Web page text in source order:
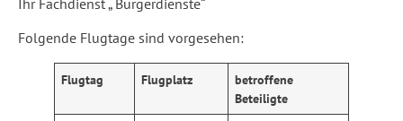
Folgende Flugtage sind vorgesehen:
Flugtag Flugplatz
betroffene
Beteiligte